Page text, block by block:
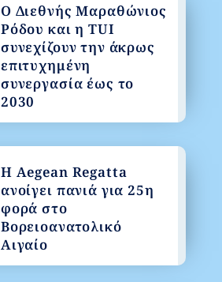
Ο Διεθνής Μαραθώνιος
Ρόδου και η TUI
συνεχίζουν την άκρως
επιτυχημένη
συνεργασία έως το
2030
Η Aegean Regatta
ανοίγει πανιά για 25η
φορά στο
Βορειοανατολικό
Αιγαίο